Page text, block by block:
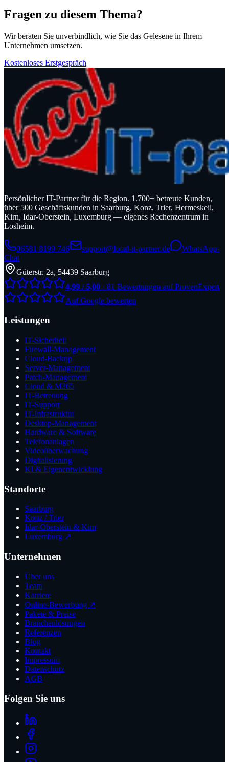
Fragen zu diesem Thema?
Wir beraten Sie unverbindlich, wie Sie das Gelesene in Ihrem
Unternehmen umsetzen.
Kostenloses Erstgespräch
Persönlicher IT-Partner für die Region. 1.700+ betreute Kunden,
über 500 Geschäftskunden in Saarburg, Konz, Trier, Hermeskeil,
Kirn, Idar-Oberstein, Luxemburg — eigenes Rechenzentrum in
Losheim.
06581 8199 746 support@local-it-partner.de
WhatsApp-
Chat
Güterstr. 2a, 54439 Saarburg
4,99 / 5,00 · 81 Bewertungen auf ProvenExpert
Auf Google bewerten
Leistungen
IT-Sicherheit
Firewall-Management
Cloud-Backup
Server-Management
Patch-Management
Cloud & M365
IT-Betreuung
IT-Support
IT-Infrastruktur
Desktop-Management
Hardware & Software
Telefonanlagen
Videoüberwachung
Digitalisierung
KI & Eigenentwicklung
Standorte
Saarburg
Konz / Trier
Idar-Oberstein & Kirn
Luxemburg ↗
Unternehmen
Über uns
Team
Karriere
Online-Bewerbung ↗
Pakete & Preise
Branchenlösungen
Referenzen
Blog
Kontakt
Impressum
Datenschutz
AGB
Folgen Sie uns